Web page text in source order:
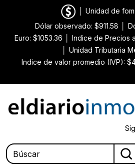
Unidad de
Dólar observado: $911.58
Euro: $1053.36
Indice de Precios
Unidad Tributaria
Indice de valor promedio (IVP):